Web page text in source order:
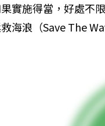
實施得當，好處不
海浪（Save The